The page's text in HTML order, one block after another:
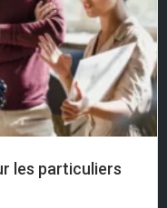
les particuliers